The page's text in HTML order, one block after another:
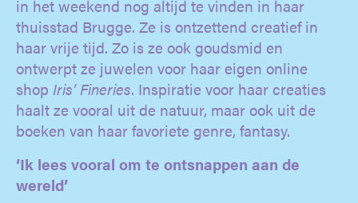
in het weekend nog altijd te vinden in haar
thuisstad Brugge. Ze is ontzettend creatief in
haar vrije tijd. Zo is ze ook goudsmid en
ontwerpt ze juwelen voor haar eigen online
shop Iris’ Fineries. Inspiratie voor haar creaties
haalt ze vooral uit de natuur, maar ook uit de
boeken van haar favoriete genre, fantasy.
‘Ik lees vooral om te ontsnappen aan de
wereld’